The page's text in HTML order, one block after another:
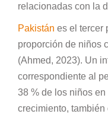
relacionadas con la
Pakistán es el tercer
proporción de niños
(Ahmed, 2023). Un
correspondiente al
38 % de los niños en
crecimiento,